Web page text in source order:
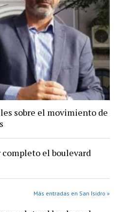
sobre el movimiento de
completo el boulevard
Más entradas en San Isidro »